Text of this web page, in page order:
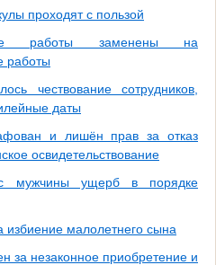
проходят с пользой
работы заменены на
работы
чествование сотрудников,
даты
и лишён прав за отказ
освидетельствование
мужчины ущерб в порядке
избиение малолетнего сына
за незаконное приобретение и